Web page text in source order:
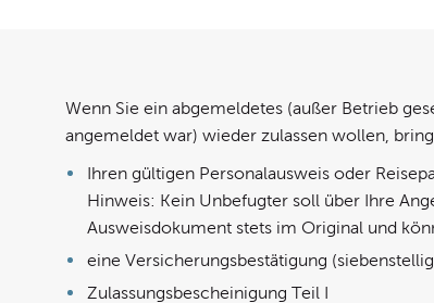
Wenn Sie ein abgemeldetes (außer Betrieb
angemeldet war) wieder zulassen wollen,
Ihren gültigen Personalausweis oder
Hinweis: Kein Unbefugter soll über Ihre
Ausweisdokument stets im Original und
eine Versicherungsbestätigung
Zulassungsbescheinigung Teil I